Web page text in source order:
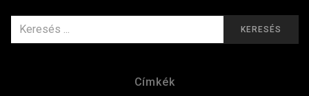
ERRE:
KERESÉS
Címkék